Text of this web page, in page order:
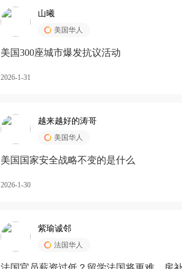
山曦
美国华人
美国300座城市爆发抗议活动
2026-1-31
越来越好的涛哥
美国华人
美国国家安全战略不变的是什么
2026-1-30
紫瑜诚邻
法国华人